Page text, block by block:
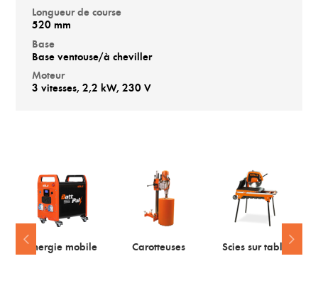
Longueur de course
520 mm
Base
Base ventouse/à cheviller
Moteur
3 vitesses, 2,2 kW, 230 V
Energie mobile Carotteuses Scies sur table